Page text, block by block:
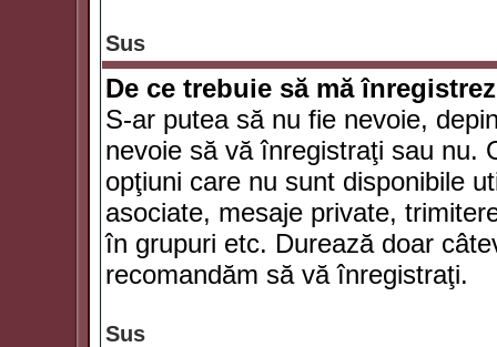
Sus
De ce trebuie să mă
S-ar putea să nu fie nevoie,
nevoie să vă înregistraţi sau nu.
opţiuni care nu sunt disponibile
asociate, mesaje private,
în grupuri etc. Durează doar
recomandăm să vă înregistraţi.
Sus